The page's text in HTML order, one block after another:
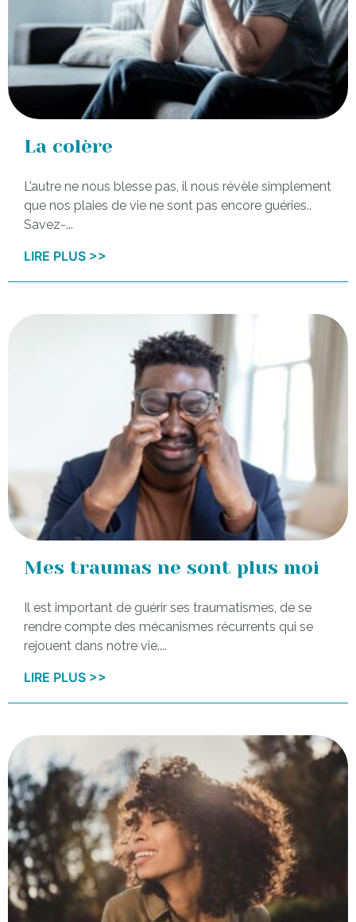
La colère
L’autre ne nous blesse pas, il nous révèle simplement
que nos plaies de vie ne sont pas encore guéries..
Savez-...
LIRE PLUS >>
Mes traumas ne sont plus moi
Il est important de guérir ses traumatismes, de se
rendre compte des mécanismes récurrents qui se
rejouent dans notre vie....
LIRE PLUS >>